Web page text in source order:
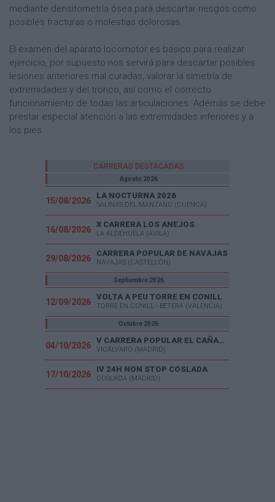
mediante densitometría ósea para descartar riesgos como
posibles fracturas o molestias dolorosas.
El examen del aparato locomotor es básico para realizar
ejercicio, por supuesto nos servirá para descartar posibles
lesiones anteriores mal curadas, valorar la simetría de
extremidades y del tronco, así como el correcto
funcionamiento de todas las articulaciones. Además se debe
prestar especial atención a las extremidades inferiores y a
los pies.
CARRERAS DESTACADAS
Agosto 2026
15/08/2026
LA NOCTURNA 2026
SALINAS DEL MANZANO (CUENCA)
16/08/2026
X CARRERA LOS ANEJOS
LA ALDEHUELA (AVILA)
29/08/2026
CARRERA POPULAR DE NAVAJAS
NAVAJAS (CASTELLÓN)
Septiembre 2026
12/09/2026
VOLTA A PEU TORRE EN CONILL
TORRE EN CONILL - BETERA (VALENCIA)
Octubre 2026
04/10/2026
V CARRERA POPULAR EL CAÑAVERAL
VICÁLVARO (MADRID)
17/10/2026
IV 24H NON STOP COSLADA
COSLADA (MADRID)